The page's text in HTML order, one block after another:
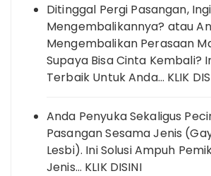
Ditinggal Pergi Pasangan,
Mengembalikannya? atau
Mengembalikan Perasaan
Supaya Bisa Cinta Kembali?
Terbaik Untuk Anda… KLIK
Anda Penyuka Sekaligus
Pasangan Sesama Jenis
Lesbi). Ini Solusi Ampuh
Jenis… KLIK DISINI